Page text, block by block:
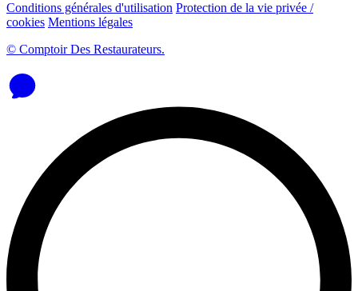
Conditions générales d'utilisation Protection de la vie privée /
cookies Mentions légales
© Comptoir Des Restaurateurs.